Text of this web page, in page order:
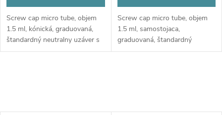
Screw cap micro tube, objem
1.5 ml, kónická, graduovaná,
štandardný neutralny uzáver s
O ringom, CLEARLine®.
Screw cap micro tube, objem
1.5 ml, samostojaca,
graduovaná, štandardný
neutralny uzáver s O ringom,